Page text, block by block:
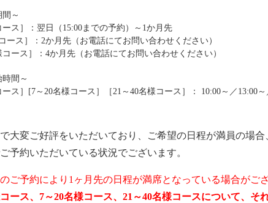
～
ース］：翌日（15:00までの予約）～1か月先
ース］：2か月先（お電話にてお問い合わせください）
コース］：4か月先（お電話にてお問い合わせください）
時間～
ース］[7～20名様コース］［21～40名様コース］： 10:00～／13:00～
大変ご好評をいただいており、ご希望の日程が満員の場
予約いただいている状況でございます。
ご予約により1ヶ月先の日程が満席となっている場合がご
コース、7～20名様コース、21～40名様コースについて、